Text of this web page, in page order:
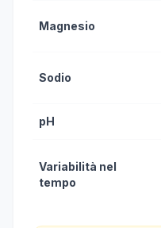
Magnesio
Sodio
pH
Variabilità nel
tempo